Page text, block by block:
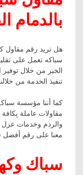
بالدمام
هل تريد رقم مقاول
سباكه تعمل على
الخبر من خلال
تنفيذ الخدمة من
كما أننا مؤسسة
مقاولات عاملة بِكافة
والردم وخدمات عزل
معنا على رقم أفضل
سباك